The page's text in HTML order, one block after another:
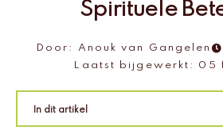
Spirituele
Door: Anouk van Gangelen
Laatst bijgewerkt:
05
In dit artikel